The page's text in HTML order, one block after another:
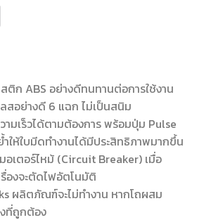
ติก ABS อย่างดีทนทานต่อการใช้งาน
สอย่างดี 6 แฉก ไม่เป็นสนิม
ามเร็วได้ตามต้องการ พร้อมปุ่ม Pulse
ให้ใบมีดทำงานได้มีประสิทธิภาพมากขึ้น
อเตอร์ไหม้ (Circuit Breaker) เมื่อ
องจะตัดไฟอัตโนมัติ
ผลิตภัณฑ์จะไม่ทำงาน หากโถผสม
ที่ถูกต้อง